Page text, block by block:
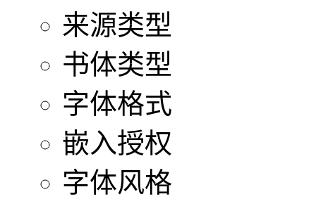
来源类型
书体类型
字体格式
嵌入授权
字体风格